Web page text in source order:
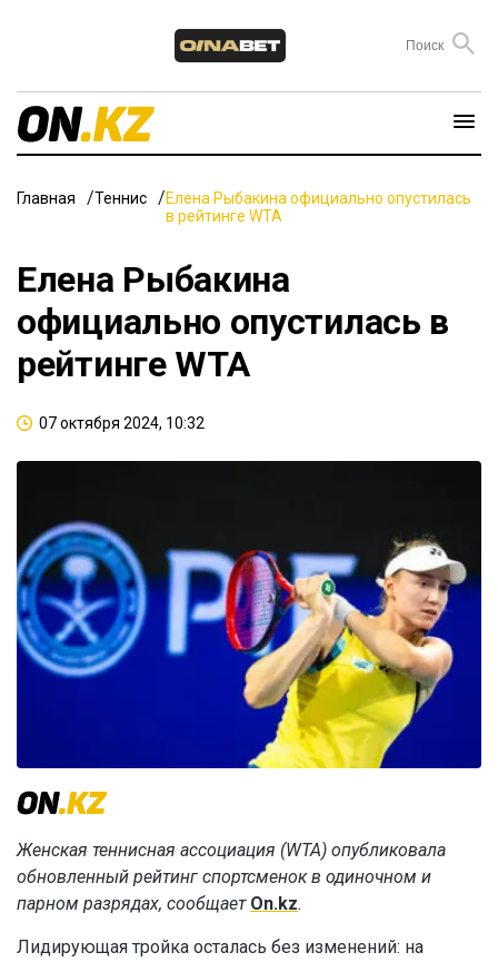
Главная Теннис
Елена Рыбакина официально опустилась
в рейтинге WTA
Елена Рыбакина
официально опустилась в
рейтинге WTA
07 октября 2024, 10:32
Женская теннисная ассоциация (WTA) опубликовала
обновленный рейтинг спортсменок в одиночном и
парном разрядах, сообщает On.kz.
Лидирующая тройка осталась без изменений: на